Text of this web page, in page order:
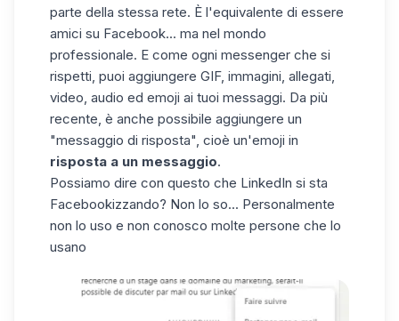
parte della stessa rete. È l'equivalente di essere
amici su Facebook... ma nel mondo
professionale. E come ogni messenger che si
rispetti, puoi aggiungere GIF, immagini, allegati,
video, audio ed emoji ai tuoi messaggi. Da più
recente, è anche possibile aggiungere un
"messaggio di risposta", cioè un'emoji in
risposta a un messaggio.
Possiamo dire con questo che LinkedIn si sta
Facebookizzando? Non lo so... Personalmente
non lo uso e non conosco molte persone che lo
usano